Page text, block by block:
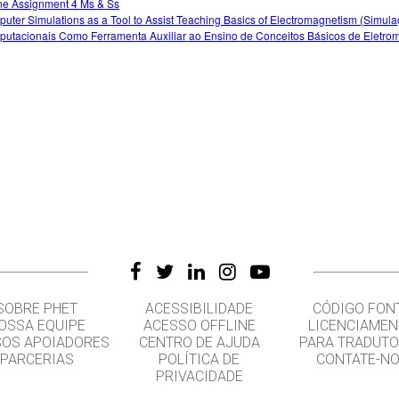
Assignment 4 Ms & Ss
Simulations as a Tool to Assist Teaching Basics of Electromagnetism
Como Ferramenta Auxiliar ao Ensino de Conceitos Básicos de
PHET
EQUIPE
APOIADORES
PARCERIAS
ACESSIBILIDADE
ACESSO OFFLINE
CENTRO DE AJUDA
POLÍTICA DE
PRIVACIDADE
CÓDIGO
PARA
CONTATE-